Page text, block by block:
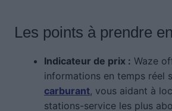
Les points à prendre
Indicateur de prix : Waze
informations en temps réel
carburant, vous aidant à
stations-service les plus